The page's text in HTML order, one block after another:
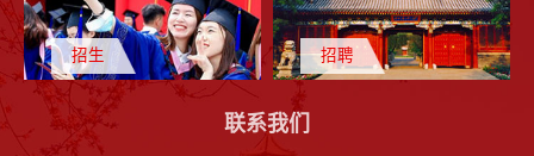
招生 招聘
联系我们